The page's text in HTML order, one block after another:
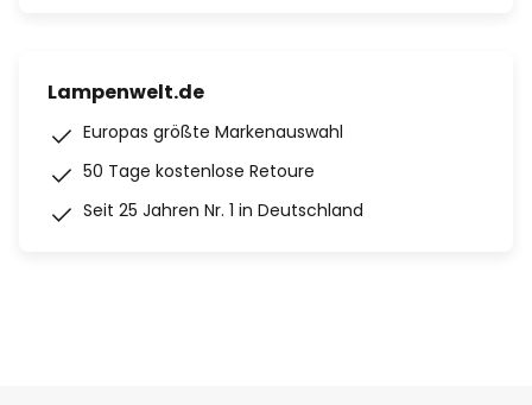
Lampenwelt.de
Europas größte Markenauswahl
50 Tage kostenlose Retoure
Seit 25 Jahren Nr. 1 in Deutschland